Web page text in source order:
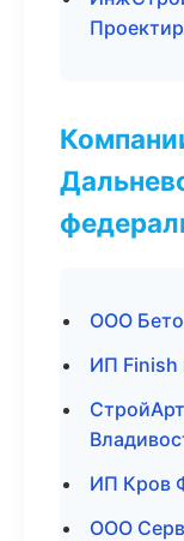
ООО
ИП Finish
ИП Кров
ООО